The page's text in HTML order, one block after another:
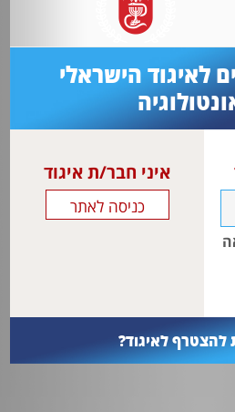
The cord blood DNA methylation status
and 30 VD newborns using Illumina
K BeadChip. To validate the results, the
status was measured in another 40
targeted bisulfite sequencing assay.
A total of 497 CpG sites from 40 genes
לאיגוד הישראלי
איני חבר/ת איגוד
להצטרף לאיגוד?